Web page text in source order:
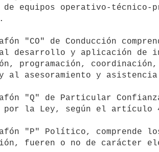
de equipos operativo-técnico-
desarrollo y aplicación de
programación,
al asesoramiento y
por la Ley, según el artículo
fueren o no de carácter